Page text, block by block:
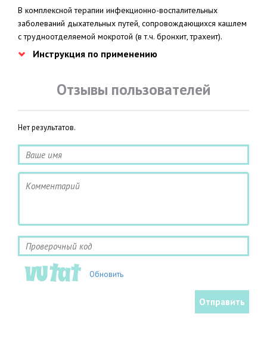
В комплексной терапии инфекционно-воспалительных
заболеваний дыхательных путей, сопровождающихся кашлем
с трудноотделяемой мокротой (в т.ч. бронхит, трахеит).
Инструкция по применению
Отзывы пользователей
Нет результатов.
Обновить